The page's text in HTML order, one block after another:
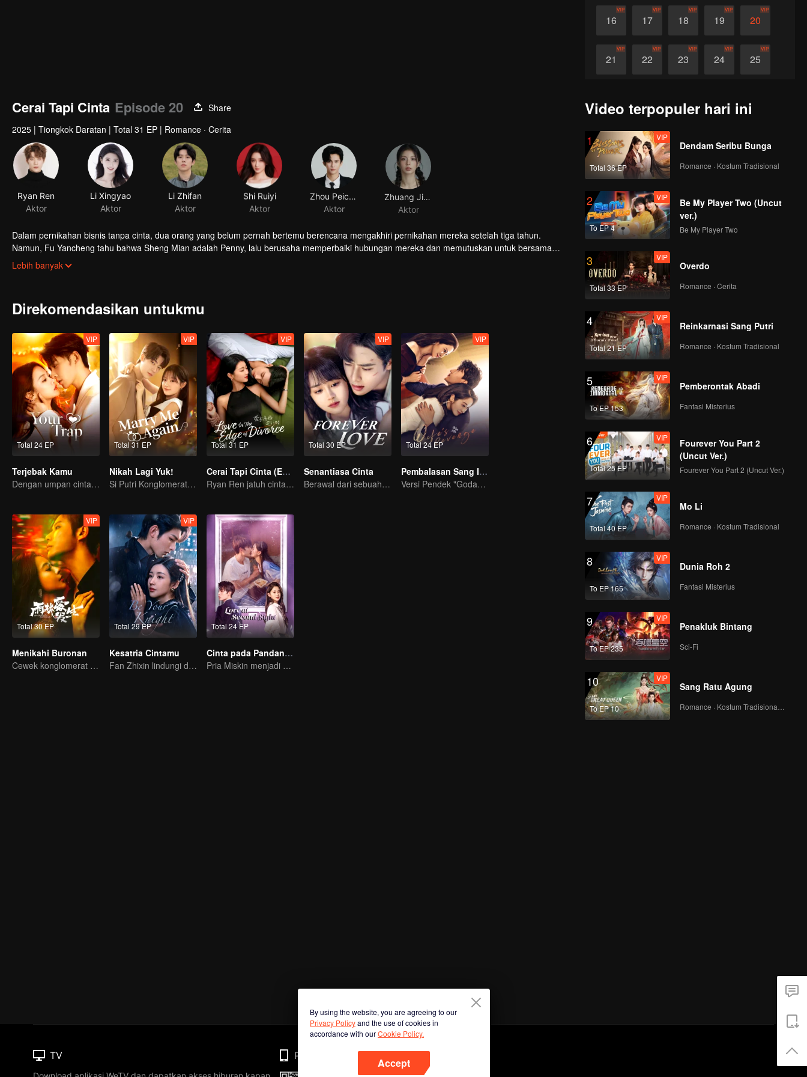
16
VIP
17
VIP
18
VIP
19
VIP
20
VIP
21
VIP
22
VIP
23
VIP
24
VIP
25
VIP
Cerai Tapi Cinta Episode 20
Share
2025 | Tiongkok Daratan | Total 31 EP | Romance · Cerita
Ryan Ren
Aktor
Li Xingyao
Aktor
Li Zhifan
Aktor
Shi Ruiyi
Aktor
Aktor
Aktor
Dalam pernikahan bisnis tanpa cinta, dua orang yang belum pernah bertemu berencana mengakhiri pernikahan mereka setelah tiga tahun.
Namun, Fu Yancheng tahu bahwa Sheng Mian adalah Penny, lalu berusaha memperbaiki hubungan mereka dan memutuskan untuk bersama
selamanya.
Lebih banyak
Direkomendasikan untukmu
Total 24 EP
VIP
Terjebak Kamu
Dengan umpan cinta, memancingmu jatuh ke jebakan
Total 31 EP
VIP
Nikah Lagi Yuk!
Si Putri Konglomerat jatuh cinta pada kembaran mendiang Suaminya?
Total 31 EP
VIP
Cerai Tapi Cinta (English Ver.)
Ryan Ren jatuh cinta setelah gugat cerai Istrinya?!
Total 30 EP
VIP
Senantiasa Cinta
Berawal dari sebuah ciuman
Total 24 EP
VIP
Pembalasan Sang Istri
Versi Pendek "Godaan Pulang"
Total 30 EP
VIP
Menikahi Buronan
Cewek konglomerat yang diburu cowok ganteng sampai ke pelaminan!
Total 29 EP
VIP
Kesatria Cintamu
Fan Zhixin lindungi doi dari marabahaya
Total 24 EP
Cinta pada Pandangan Kedua
Pria Miskin menjadi CEO untuk mengejar Mantannya
Video terpopuler hari ini
1
Total 36 EP
VIP
Dendam Seribu Bunga
Romance · Kostum Tradisional
2
To EP 4
VIP
Be My Player Two (Uncut
ver.)
Be My Player Two
3
Total 33 EP
VIP
Overdo
Romance · Cerita
4
Total 21 EP
VIP
Reinkarnasi Sang Putri
Romance · Kostum Tradisional
5
To EP 153
VIP
Pemberontak Abadi
Fantasi Misterius
6
Total 25 EP
VIP
Fourever You Part 2
(Uncut Ver.)
Fourever You Part 2 (Uncut Ver.)
7
Total 40 EP
VIP
Mo Li
Romance · Kostum Tradisional
8
To EP 165
VIP
Dunia Roh 2
Fantasi Misterius
9
To EP 235
VIP
Penakluk Bintang
Sci-Fi
10
To EP 10
VIP
Sang Ratu Agung
By using the website, you are agreeing to our
Privacy Policyand the use of cookies in
accordance with ourCookie Policy.
Accept
TV Phone